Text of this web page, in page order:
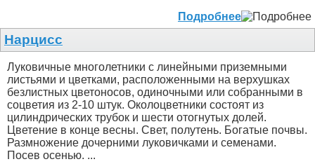
Подробнее
Нарцисс
Луковичные многолетники с линейными приземными
листьями и цветками, расположенными на верхушках
безлистных цветоносов, одиночными или собранными в
соцветия из 2-10 штук. Околоцветники состоят из
цилиндрических трубок и шести отогнутых долей.
Цветение в конце весны. Свет, полутень. Богатые почвы.
Размножение дочерними луковичками и семенами.
Посев осенью. ...